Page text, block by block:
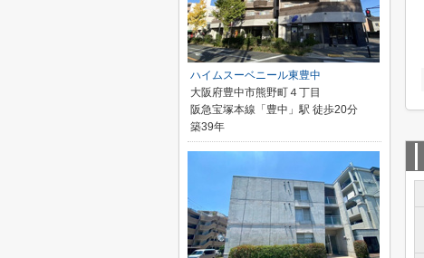
ハイムスーベニール東豊中
大阪府豊中市熊野町４丁目
阪急宝塚本線「豊中」駅 徒歩20分
築39年